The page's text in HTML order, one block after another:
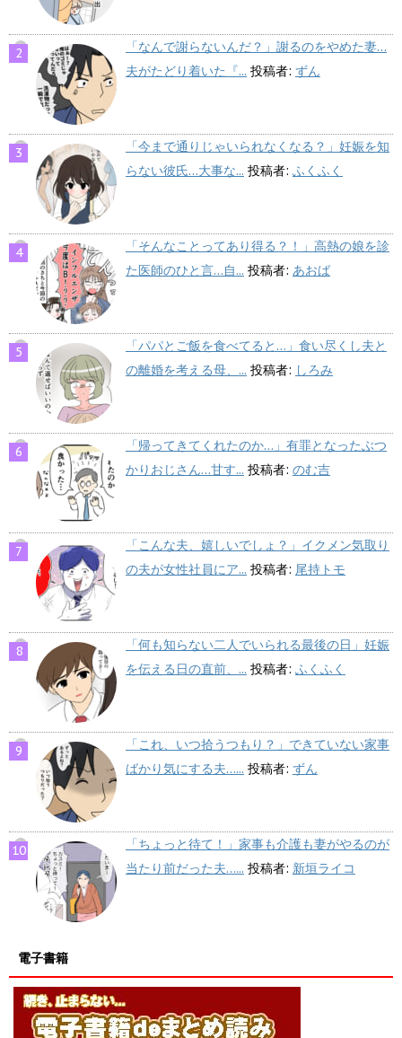
「なんで謝らないんだ？」謝るのをやめた妻…
夫がたどり着いた『... 投稿者: ずん
「今まで通りじゃいられなくなる？」妊娠を知
らない彼氏…大事な... 投稿者: ふくふく
「そんなことってあり得る？！」高熱の娘を診
た医師のひと言…自... 投稿者: あおば
「パパとご飯を食べてると…」食い尽くし夫と
の離婚を考える母、... 投稿者: しろみ
「帰ってきてくれたのか…」有罪となったぶつ
かりおじさん…甘す... 投稿者: のむ吉
「こんな夫、嬉しいでしょ？」イクメン気取り
の夫が女性社員にア... 投稿者: 尾持トモ
「何も知らない二人でいられる最後の日」妊娠
を伝える日の直前、... 投稿者: ふくふく
「これ、いつ拾うつもり？」できていない家事
ばかり気にする夫…... 投稿者: ずん
「ちょっと待て！」家事も介護も妻がやるのが
当たり前だった夫…... 投稿者: 新垣ライコ
電子書籍